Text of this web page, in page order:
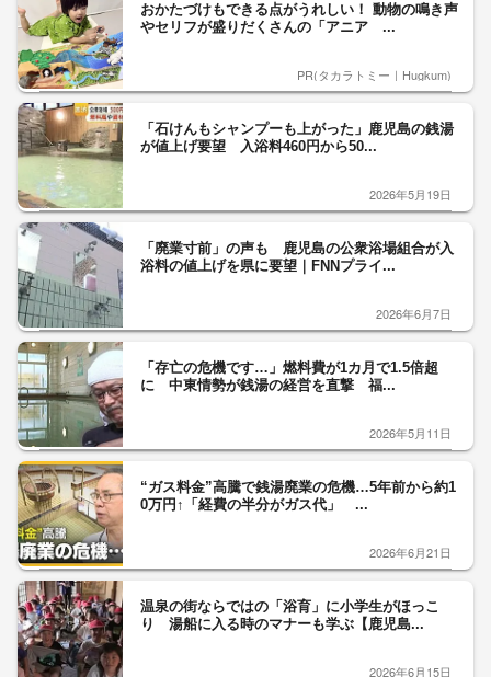
おかたづけもできる点がうれしい！ 動物の鳴き声
やセリフが盛りだくさんの「アニア ...
PR(タカラトミー｜Hugkum)
「石けんもシャンプーも上がった」鹿児島の銭湯
が値上げ要望 入浴料460円から50...
2026年5月19日
「廃業寸前」の声も 鹿児島の公衆浴場組合が入
浴料の値上げを県に要望｜FNNプライ...
2026年6月7日
「存亡の危機です…」燃料費が1カ月で1.5倍超
に 中東情勢が銭湯の経営を直撃 福...
2026年5月11日
“ガス料金”高騰で銭湯廃業の危機…5年前から約1
0万円↑「経費の半分がガス代」 ...
2026年6月21日
温泉の街ならではの「浴育」に小学生がほっこ
り 湯船に入る時のマナーも学ぶ【鹿児島...
2026年6月15日